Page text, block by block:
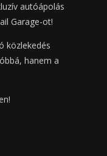
autóápolás
Garage-ot!
közlekedés
hanem a